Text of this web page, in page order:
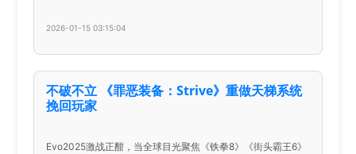
2026-01-15 03:15:04
不破不立 《罪恶装备：Strive》重做天梯系统
挽回玩家
Evo2025激战正酣，当全球目光聚焦《铁拳8》《街头霸王6》